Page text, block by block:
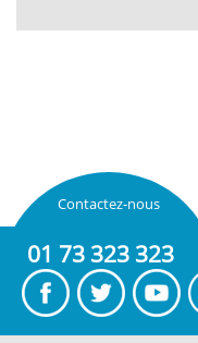
Contactez-nous
01 73 323 323